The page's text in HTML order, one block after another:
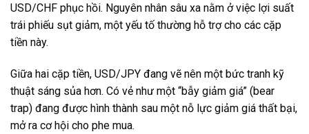
USD/CHF phục hồi. Nguyên nhân sâu xa nằm ở việc lợi suất
trái phiếu sụt giảm, một yếu tố thường hỗ trợ cho các cặp
tiền này.
Giữa hai cặp tiền, USD/JPY đang vẽ nên một bức tranh kỹ
thuật sáng sủa hơn. Có vẻ như một “bẫy giảm giá” (bear
trap) đang được hình thành sau một nỗ lực giảm giá thất bại,
mở ra cơ hội cho phe mua.